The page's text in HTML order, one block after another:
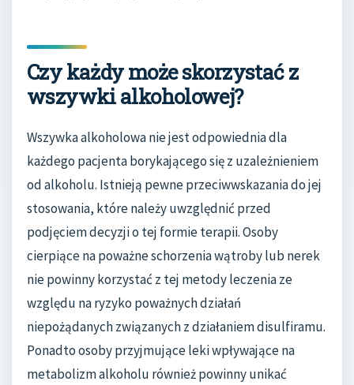
Czy każdy może skorzystać z
wszywki alkoholowej?
Wszywka alkoholowa nie jest odpowiednia dla
każdego pacjenta borykającego się z uzależnieniem
od alkoholu. Istnieją pewne przeciwwskazania do jej
stosowania, które należy uwzględnić przed
podjęciem decyzji o tej formie terapii. Osoby
cierpiące na poważne schorzenia wątroby lub nerek
nie powinny korzystać z tej metody leczenia ze
względu na ryzyko poważnych działań
niepożądanych związanych z działaniem disulfiramu.
Ponadto osoby przyjmujące leki wpływające na
metabolizm alkoholu również powinny unikać